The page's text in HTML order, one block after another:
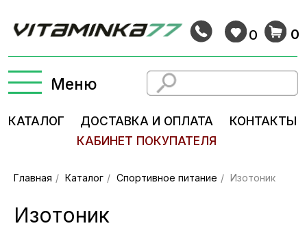
ДОСТАВКА И ОПЛАТА
КАТАЛОГ
0
КОНТАКТЫ
Меню
0
Главная / Каталог / Спортивное питание / Изотоник
Изотоник